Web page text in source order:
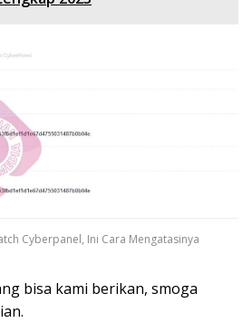
Cyberpanel, Ini Cara Mengatasinya
bisa kami berikan, smoga